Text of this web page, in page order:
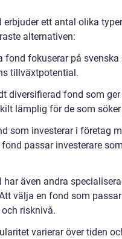
ett antal olika
alternativen:
fond fokuserar på
tillväxtpotential.
diversifierad fond som
lämplig för de som
som investerar i företag
passar investerare
även andra
välja en fond som
risknivå.
varierar över tiden